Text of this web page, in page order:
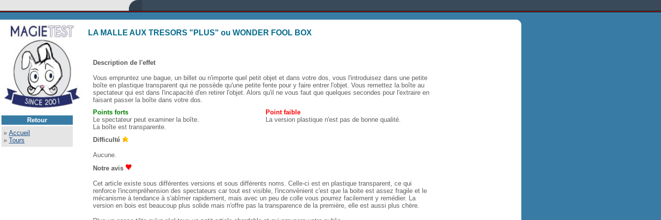
Retour
» Accueil
» Tours
LA MALLE AUX TRESORS "PLUS" ou WONDER FOOL BOX
Description de l'effet
Vous empruntez une bague, un billet ou n'importe quel petit objet et dans votre dos, vous l'introduisez dans une petite
boîte en plastique transparent qui ne possède qu'une petite fente pour y faire entrer l'objet. Vous remettez la boîte au
spectateur qui est dans l'incapacité d'en retirer l'objet. Alors qu'il ne vous faut que quelques secondes pour l'extraire en
faisant passer la boîte dans votre dos.
Points forts
Le spectateur peut examiner la boîte.
La boîte est transparente.
Point faible
La version plastique n'est pas de bonne qualité.
Difficulté
Aucune.
Notre avis
Cet article existe sous différentes versions et sous différents noms. Celle-ci est en plastique transparent, ce qui
renforce l'incompréhension des spectateurs car tout est visible, l'inconvénient c'est que la boite est assez fragile et le
mécanisme à tendance à s'abîmer rapidement, mais avec un peu de colle vous pourrez facilement y remédier. La
version en bois est beaucoup plus solide mais n'offre pas la transparence de la première, elle est aussi plus chère.